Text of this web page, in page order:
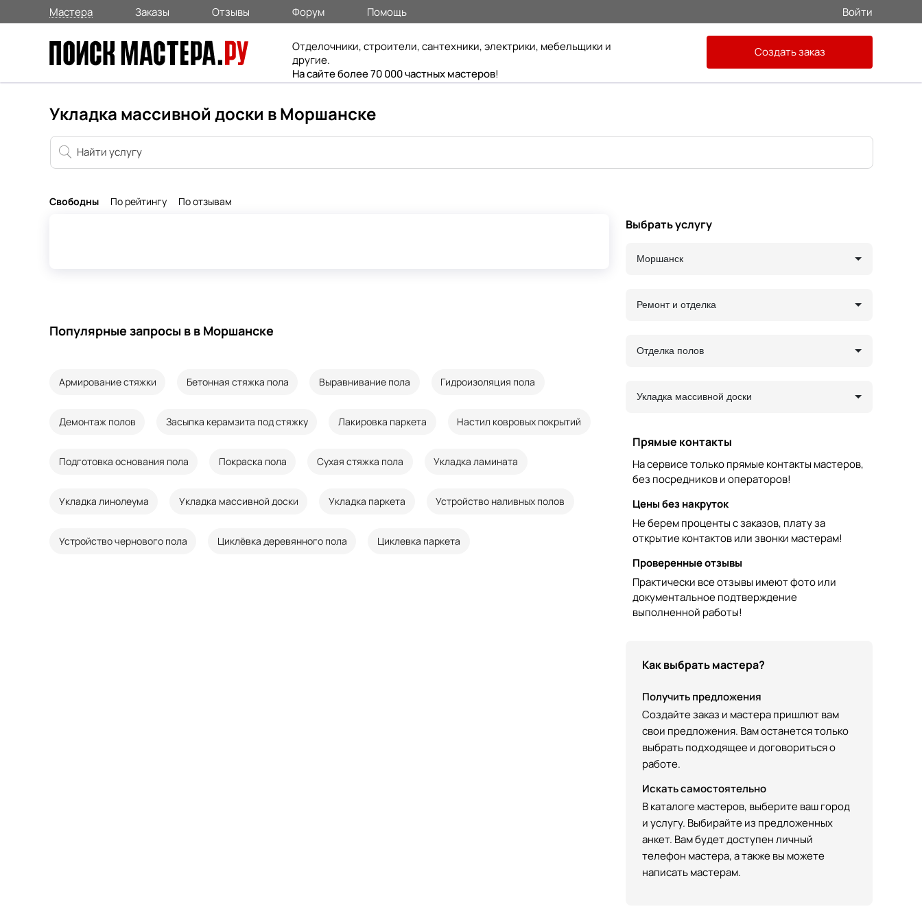
Мастера Заказы Отзывы Форум Помощь Войти
Отделочники, строители, сантехники, электрики, мебельщики и
другие.
На сайте более 70 000 частных мастеров!
Создать заказ
Укладка массивной доски в Моршанске
Свободны По рейтингу По отзывам
Популярные запросы в в Моршанске
Армирование стяжки Бетонная стяжка пола Выравнивание пола Гидроизоляция пола
Демонтаж полов Засыпка керамзита под стяжку Лакировка паркета Настил ковровых покрытий
Подготовка основания пола Покраска пола Сухая стяжка пола Укладка ламината
Укладка линолеума Укладка массивной доски Укладка паркета Устройство наливных полов
Устройство чернового пола Циклёвка деревянного пола Циклевка паркета
Выбрать услугу
Моршанск
Ремонт и отделка
Отделка полов
Укладка массивной доски
Прямые контакты
На сервисе только прямые контакты мастеров,
без посредников и операторов!
Цены без накруток
Не берем проценты с заказов, плату за
открытие контактов или звонки мастерам!
Проверенные отзывы
Практически все отзывы имеют фото или
документальное подтверждение
выполненной работы!
Как выбрать мастера?
Получить предложения
Создайте заказ и мастера пришлют вам
свои предложения. Вам останется только
выбрать подходящее и договориться о
работе.
Искать самостоятельно
В каталоге мастеров, выберите ваш город
и услугу. Выбирайте из предложенных
анкет. Вам будет доступен личный
телефон мастера, а также вы можете
написать мастерам.